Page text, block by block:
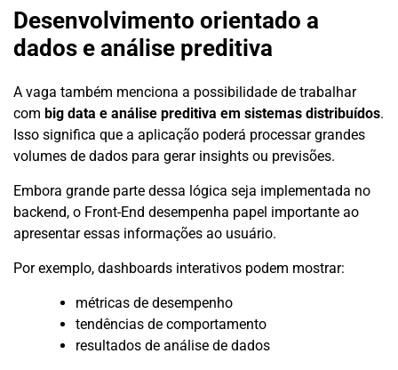
Desenvolvimento orientado a
dados e análise preditiva
A vaga também menciona a possibilidade de trabalhar
com big data e análise preditiva em sistemas distribuídos.
Isso significa que a aplicação poderá processar grandes
volumes de dados para gerar insights ou previsões.
Embora grande parte dessa lógica seja implementada no
backend, o Front-End desempenha papel importante ao
apresentar essas informações ao usuário.
Por exemplo, dashboards interativos podem mostrar:
métricas de desempenho
tendências de comportamento
resultados de análise de dados